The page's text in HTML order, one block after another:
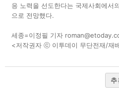
응 노력을 선도한다는 국제사회에서
으로 전망했다.
세종=이정필 기자
<저작권자 ⓒ 이투데이 무단전재/재
추